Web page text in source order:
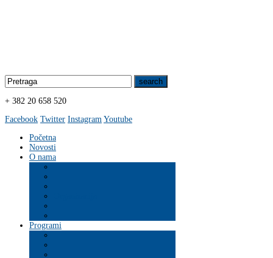
+ 382 20 658 520
Facebook Twitter Instagram Youtube
Početna
Novosti
O nama
Programi